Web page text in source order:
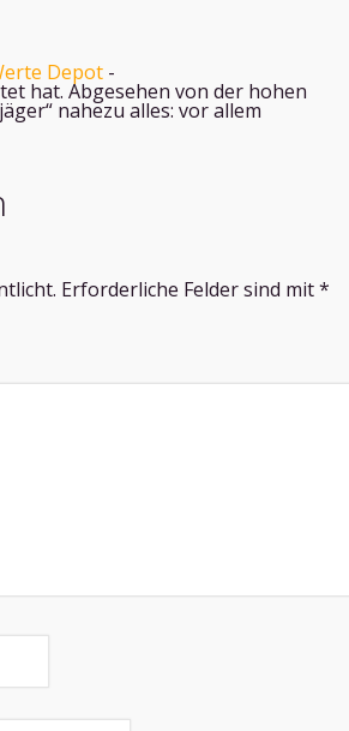
Depot -
hat. Abgesehen von der hohen
nahezu alles: vor allem
Erforderliche Felder sind mit*